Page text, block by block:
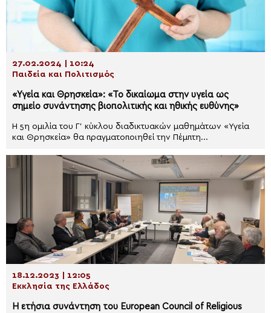
27.02.2024 | 10:24
Παιδεία και Πολιτισμός
«Υγεία και Θρησκεία»: «Το δικαίωμα στην υγεία ως
σημείο συνάντησης βιοπολιτικής και ηθικής ευθύνης»
Η 5η ομιλία του Γ’ κύκλου διαδικτυακών μαθημάτων «Υγεία
και Θρησκεία» θα πραγματοποιηθεί την Πέμπτη...
18.12.2023 | 12:05
Εκκλησία της Ελλάδος
Η ετήσια συνάντηση του European Council of Religious